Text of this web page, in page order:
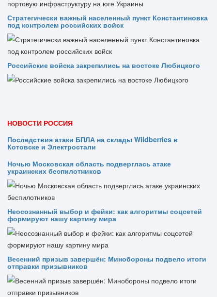
Стратегически важный населенный пункт Константиновка
под контролем российских войск
Российские войска закрепились на востоке Любицкого
НОВОСТИ РОССИЯ
Последствия атаки БПЛА на склады Wildberries в
Котовске и Электростали
Ночью Московская область подверглась атаке
украинских беспилотников
Неосознанный выбор и фейки: как алгоритмы соцсетей
формируют нашу картину мира
Весенний призыв завершён: Минобороны подвело итоги
отправки призывников